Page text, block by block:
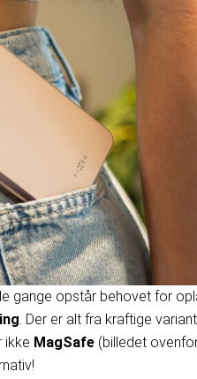
gange opstår behovet for
. Der er alt fra kraftige
ikke MagSafe (billedet